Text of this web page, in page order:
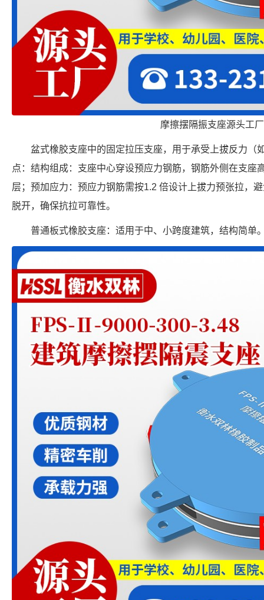
摩擦摆隔振支座源头工厂
盆式橡胶支座中的固定拉压支座，用于承受上拔反力（
点：结构组成：支座中心穿设预应力钢筋，钢筋外侧在支座
层；预加应力：预应力钢筋需按1.2 倍设计上拔力预张拉，
脱开，确保抗拉可靠性。
普通板式橡胶支座：适用于中、小跨度建筑，结构简单